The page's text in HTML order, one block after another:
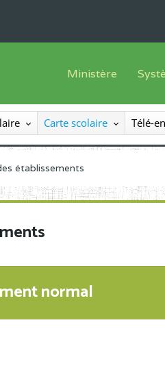
Ministère
Le Ministre
Le SEESEN
Inspection
Organigramme
Offre
Carte scolaire Télé-
établissements
normal